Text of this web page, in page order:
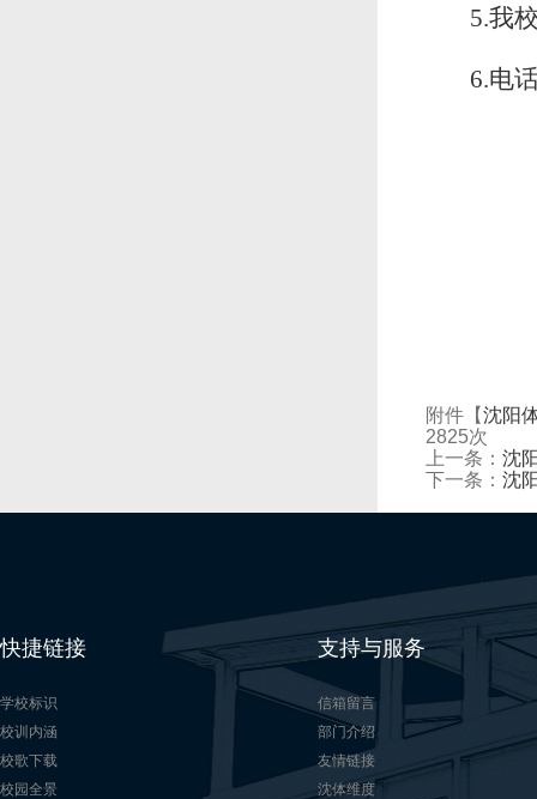
5.我
6.电
附件【沈阳
2825次
上一条： 沈
下一条： 沈
快捷链接
学校标识
校训内涵
校歌下载
校园全景
支持与服务
信箱留言
部门介绍
友情链接
沈体维度